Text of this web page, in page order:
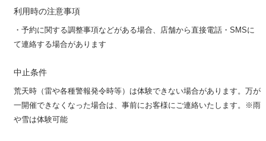
利用時の注意事項
・予約に関する調整事項などがある場合、店舗から直接電話・SMSに
て連絡する場合があります
中止条件
荒天時（雷や各種警報発令時等）は体験できない場合があります。万が
一開催できなくなった場合は、事前にお客様にご連絡いたします。※雨
や雪は体験可能